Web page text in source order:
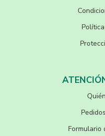
Formulario